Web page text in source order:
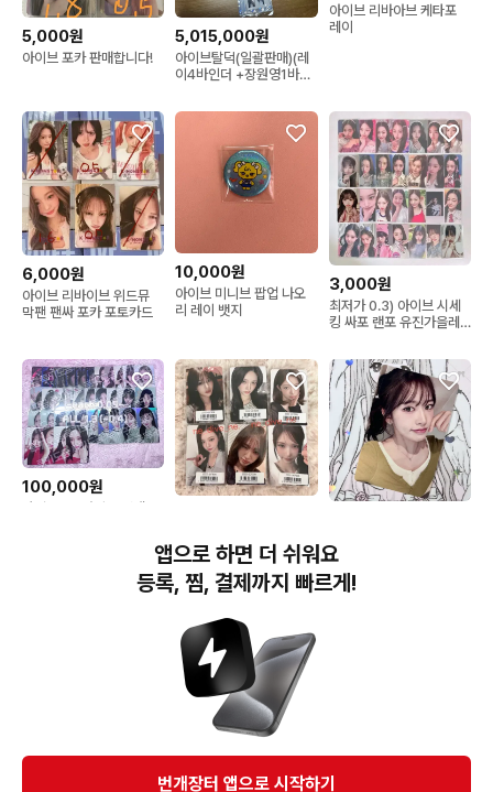
5,000원
아이브 포카 판매합니다!
5,015,000원
아이브탈덕(일괄판매)(레
이4바인더 +장원영1바인
아이브 리바아브 케타포
레이
6,000원
아이브 리바이브 위드뮤
막팬 팬싸 포카 포토카드
10,000원
아이브 미니브 팝업 나오
리 레이 뱃지
3,000원
최저가 0.3) 아이브 시세
킹 싸포 랜포 유진가을레
100,000원
사진 9장 ) 아이브 전멤 포
소니뮤직 , 아스마트 포카
아이브 리바아브 케타포
유진
번개장터(주) 사업자정보, 이용약관 및 기타 법적고지
번개장터㈜는 통신판매중개자이며, 통신판매의 당사자가 아닙니다. 전자상거래 등에서의
소비자보호에 관한 법률 등 관련 법령 및 번개장터㈜의 약관에 따라 상품, 상품정보, 거래에 관한 책임은
개별 판매자에게 귀속하고, 번개장터㈜는 원칙적으로 회원간 거래에 대하여 책임을 지지 않습니다.
다만, 번개장터㈜가 직접 판매하는 상품에 대한 책임은 번개장터㈜에게 귀속합니다.
앱으로 하면 더 쉬워요
등록, 찜, 결제까지 빠르게!
번개장터 앱으로 시작하기